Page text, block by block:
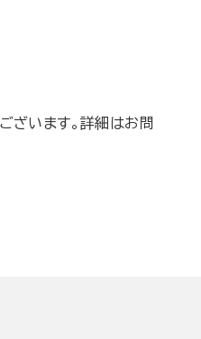
います。詳細はお問